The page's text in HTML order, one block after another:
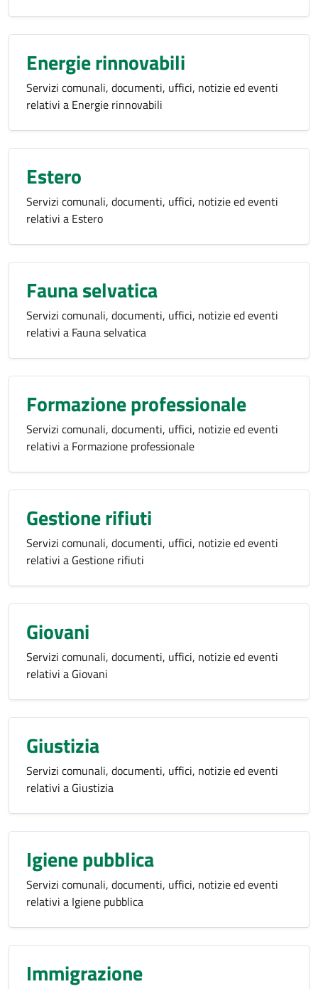
Energie rinnovabili
Servizi comunali, documenti, uffici, notizie ed eventi
relativi a Energie rinnovabili
Estero
Servizi comunali, documenti, uffici, notizie ed eventi
relativi a Estero
Fauna selvatica
Servizi comunali, documenti, uffici, notizie ed eventi
relativi a Fauna selvatica
Formazione professionale
Servizi comunali, documenti, uffici, notizie ed eventi
relativi a Formazione professionale
Gestione rifiuti
Servizi comunali, documenti, uffici, notizie ed eventi
relativi a Gestione rifiuti
Giovani
Servizi comunali, documenti, uffici, notizie ed eventi
relativi a Giovani
Giustizia
Servizi comunali, documenti, uffici, notizie ed eventi
relativi a Giustizia
Igiene pubblica
Servizi comunali, documenti, uffici, notizie ed eventi
relativi a Igiene pubblica
Immigrazione